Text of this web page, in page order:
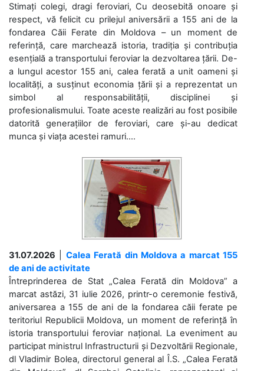
Stimați colegi, dragi feroviari, Cu deosebită onoare și
respect, vă felicit cu prilejul aniversării a 155 ani de la
fondarea Căii Ferate din Moldova – un moment de
referință, care marchează istoria, tradiția și contribuția
esențială a transportului feroviar la dezvoltarea țării. De-
a lungul acestor 155 ani, calea ferată a unit oameni și
localități, a susținut economia țării și a reprezentat un
simbol al responsabilității, disciplinei și
profesionalismului. Toate aceste realizări au fost posibile
datorită generațiilor de feroviari, care și-au dedicat
munca și viața acestei ramuri....
31.07.2026
Calea Ferată din Moldova a marcat 155
de ani de activitate
Întreprinderea de Stat „Calea Ferată din Moldova” a
marcat astăzi, 31 iulie 2026, printr-o ceremonie festivă,
aniversarea a 155 de ani de la fondarea căii ferate pe
teritoriul Republicii Moldova, un moment de referință în
istoria transportului feroviar național. La eveniment au
participat ministrul Infrastructurii și Dezvoltării Regionale,
dl Vladimir Bolea, directorul general al Î.S. „Calea Ferată